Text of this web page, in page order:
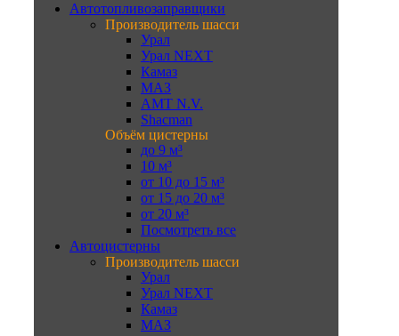
Автотопливозаправщики
Производитель шасси
Урал
Урал NEXT
Камаз
МАЗ
AMT N.V.
Shacman
Объём цистерны
до 9 м³
10 м³
от 10 до 15 м³
от 15 до 20 м³
от 20 м³
Посмотреть все
Автоцистерны
Производитель шасси
Урал
Урал NEXT
Камаз
МАЗ